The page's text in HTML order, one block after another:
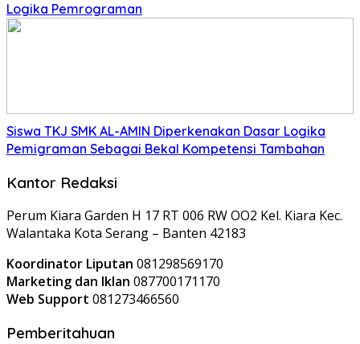
Logika Pemrograman
Siswa TKJ SMK AL-AMIN Diperkenakan Dasar Logika
Pemigraman Sebagai Bekal Kompetensi Tambahan
Kantor Redaksi
Perum Kiara Garden H 17 RT 006 RW OO2 Kel. Kiara Kec.
Walantaka Kota Serang – Banten 42183
Koordinator Liputan 081298569170
Marketing dan Iklan 087700171170
Web Support 081273466560
Pemberitahuan